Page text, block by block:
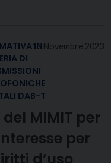
13 Novembre 2023
IN
DI
DAB-T
MIMIT per
per